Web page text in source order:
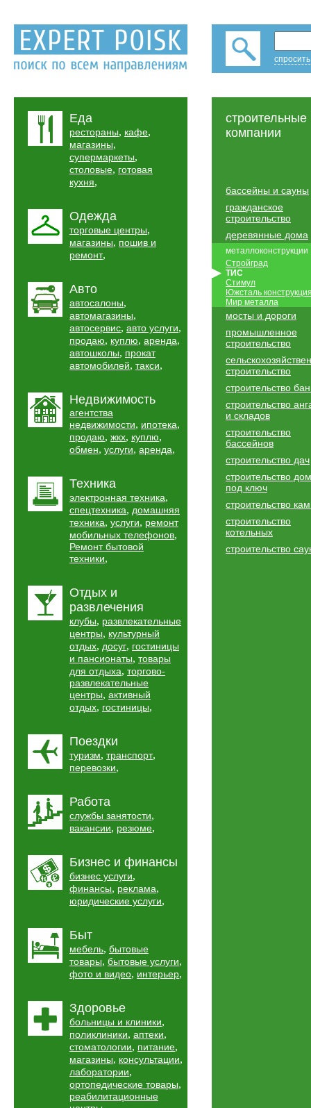
Еда
рестораны, кафе,
магазины,
супермаркеты,
столовые, готовая
кухня,
Одежда
торговые центры,
магазины, пошив и
ремонт,
Авто
автосалоны,
автомагазины,
автосервис, авто услуги,
продаю, куплю, аренда,
автошколы, прокат
автомобилей, такси,
Недвижимость
агентства
недвижимости, ипотека,
продаю, жкх, куплю,
обмен, услуги, аренда,
Техника
электронная техника,
спецтехника, домашняя
техника, услуги, ремонт
мобильных телефонов,
Ремонт бытовой
техники,
Отдых и
развлечения
клубы, развлекательные
центры, культурный
отдых, досуг, гостиницы
и пансионаты, товары
для отдыха, торгово-
развлекательные
центры, активный
отдых, гостиницы,
Поездки
туризм, транспорт,
перевозки,
Работа
службы занятости,
вакансии, резюме,
Бизнес и финансы
бизнес услуги,
финансы, реклама,
юридические услуги,
Быт
мебель, бытовые
товары, бытовые услуги,
фото и видео, интерьер,
Здоровье
больницы и клиники,
поликлиники, аптеки,
стоматологии, питание,
магазины, консультации,
лаборатории,
ортопедические товары,
реабилитационные
строительные
компании
бассейны и сауны
гражданское
строительство
деревянные дома
металлоконструкции
Стройград
ТИС
Стимул
Южсталь
Мир металла
мосты и дороги
промышленное
строительство
строительство
строительство
строительство
и складов
строительство
бассейнов
строительство дач
строительство
под ключ
строительство
строительство
котельных
строительство